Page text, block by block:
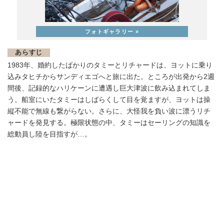
あらすじ
1983年、婚約したばかりのタミーとリチャードは、ヨットに乗り
込みタヒチからサンディエゴへと旅に出た。ところが出発から2週
間後、記録的なハリケーンに遭遇し巨大津波に飲み込まれてしま
う。船室にいたタミーはしばらくして目を覚ますが、ヨットは操
縦不能で無線も繋がらない。さらに、大怪我を負い波に漂うリチ
ャードを発見する。極限状態の中、タミーはセーリングの知識を
総動員し陸を目指すが…。